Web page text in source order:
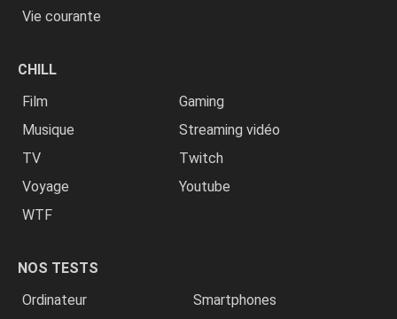
Vie courante
CHILL
Film
Gaming
Musique
Streaming vidéo
TV
Twitch
Voyage
Youtube
WTF
NOS TESTS
Ordinateur
Smartphones